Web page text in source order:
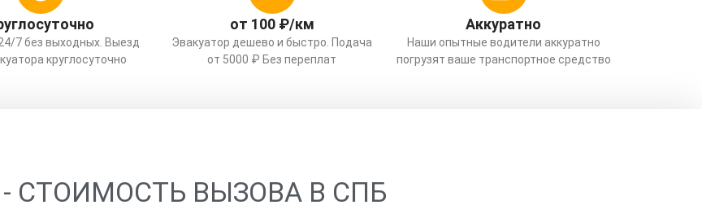
7 без выходных. Выезд
круглосуточно
от 100 ₽/км
Эвакуатор дешево и быстро. Подача
от 5000 ₽ Без переплат
Аккуратно
Наши опытные водители аккуратно
погрузят ваше транспортное средство
СТОИМОСТЬ ВЫЗОВА В СПБ